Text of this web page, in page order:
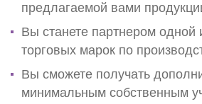
предлагаемой вами
Вы станете партнером одной
торговых марок по
Вы сможете получать
минимальным собственным